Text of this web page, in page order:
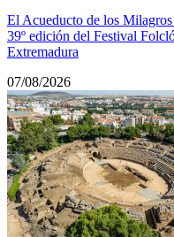
El Acueducto de los
39º edición del Festival
Extremadura
07/08/2026